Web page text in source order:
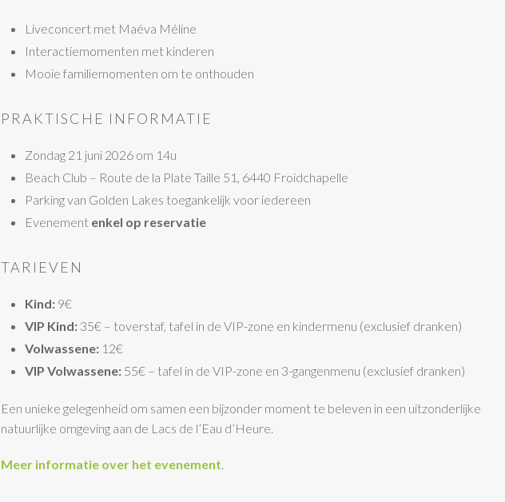
Liveconcert met Maéva Méline
Interactiemomenten met kinderen
Mooie familiemomenten om te onthouden
PRAKTISCHE INFORMATIE
Zondag 21 juni 2026 om 14u
Beach Club – Route de la Plate Taille 51, 6440 Froidchapelle
Parking van Golden Lakes toegankelijk voor iedereen
Evenement enkel op reservatie
TARIEVEN
Kind: 9€
VIP Kind: 35€ – toverstaf, tafel in de VIP-zone en kindermenu (exclusief dranken)
Volwassene: 12€
VIP Volwassene: 55€ – tafel in de VIP-zone en 3-gangenmenu (exclusief dranken)
Een unieke gelegenheid om samen een bijzonder moment te beleven in een uitzonderlijke
natuurlijke omgeving aan de Lacs de l’Eau d’Heure.
Meer informatie over het evenement.